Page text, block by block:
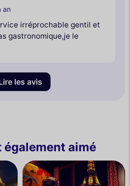
an
irréprochable gentil et
gastronomique,je le
les avis
aimé